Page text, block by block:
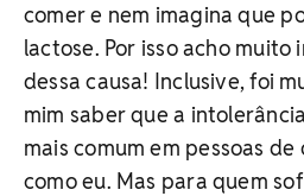
comer e nem imagina que
lactose. Por isso acho
dessa causa! Inclusive, foi
mim saber que a
mais comum em pessoas
como eu. Mas para quem